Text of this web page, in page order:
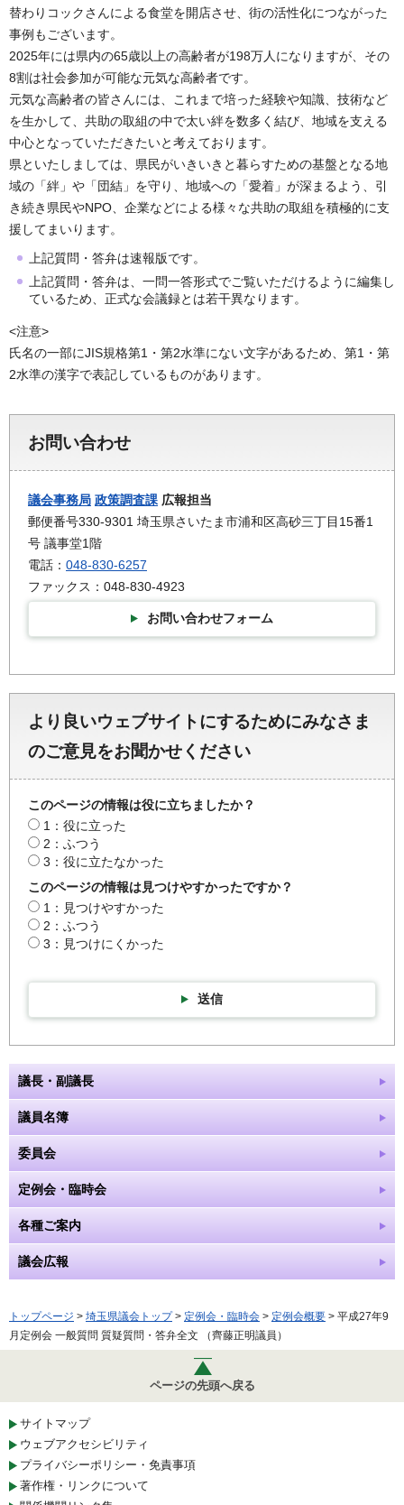
替わりコックさんによる食堂を開店させ、街の活性化につながった
事例もございます。
2025年には県内の65歳以上の高齢者が198万人になりますが、その
8割は社会参加が可能な元気な高齢者です。
元気な高齢者の皆さんには、これまで培った経験や知識、技術など
を生かして、共助の取組の中で太い絆を数多く結び、地域を支える
中心となっていただきたいと考えております。
県といたしましては、県民がいきいきと暮らすための基盤となる地
域の「絆」や「団結」を守り、地域への「愛着」が深まるよう、引
き続き県民やNPO、企業などによる様々な共助の取組を積極的に支
援してまいります。
上記質問・答弁は速報版です。
上記質問・答弁は、一問一答形式でご覧いただけるように編集し
ているため、正式な会議録とは若干異なります。
<注意>
氏名の一部にJIS規格第1・第2水準にない文字があるため、第1・第
2水準の漢字で表記しているものがあります。
お問い合わせ
議会事務局 政策調査課 広報担当
郵便番号330-9301 埼玉県さいたま市浦和区高砂三丁目15番1
号 議事堂1階
電話： 048-830-6257
ファックス：048-830-4923
お問い合わせフォーム
より良いウェブサイトにするためにみなさま
のご意見をお聞かせください
このページの情報は役に立ちましたか？
1：役に立った
2：ふつう
3：役に立たなかった
このページの情報は見つけやすかったですか？
1：見つけやすかった
2：ふつう
3：見つけにくかった
送信
議長・副議長
議員名簿
委員会
定例会・臨時会
各種ご案内
議会広報
トップページ > 埼玉県議会トップ> 定例会・臨時会 > 定例会概要 > 平成27年9
月定例会 一般質問 質疑質問・答弁全文 （齊藤正明議員）
ページの先頭へ戻る
サイトマップ
ウェブアクセシビリティ
プライバシーポリシー・免責事項
著作権・リンクについて